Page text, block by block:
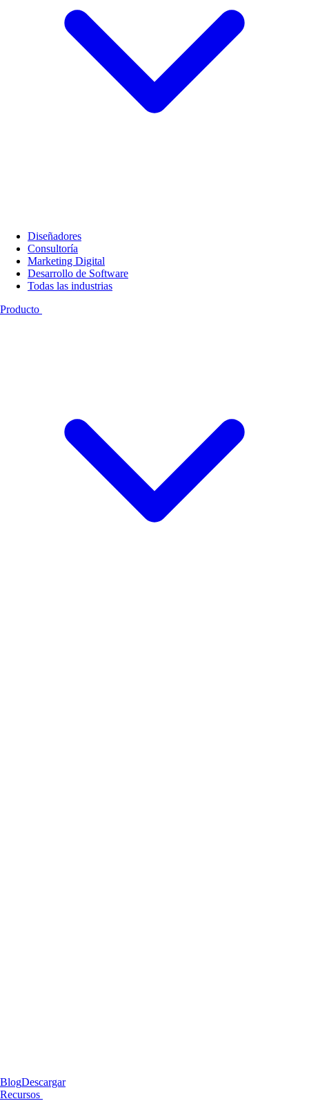
Diseñadores
Consultoría
Marketing Digital
Desarrollo de Software
Todas las industrias
Producto
BlogDescargar
Recursos